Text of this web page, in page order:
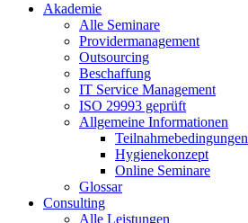
Akademie
Alle Seminare
Providermanagement
Outsourcing
Beschaffung
IT Service Management
ISO 29993 geprüft
Allgemeine Informationen
Teilnahmebedingungen
Hygienekonzept
Online Seminare
Glossar
Consulting
Alle Leistungen